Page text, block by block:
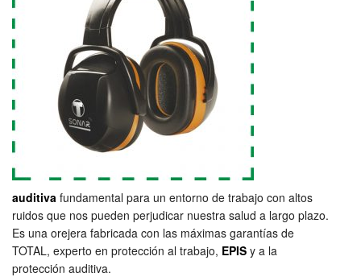
auditiva fundamental para un entorno de trabajo con altos
ruidos que nos pueden perjudicar nuestra salud a largo plazo.
Es una orejera fabricada con las máximas garantías de
TOTAL, experto en protección al trabajo, EPIS y a la
protección auditiva.